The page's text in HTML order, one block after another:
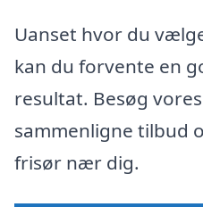
Uanset hvor du
kan du forvente en
resultat. Besøg
sammenligne tilbud
frisør nær dig.